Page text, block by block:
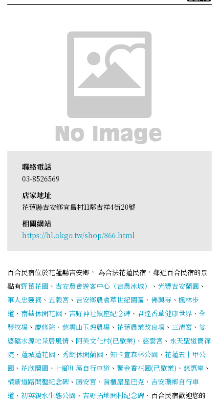
聯絡電話
03-8526569
店家地址
花蓮縣吉安鄉宜昌村11鄰吉祥4街20號
相關網站
https://hl.okgo.tw/shop/866.html
百合民宿位於花蓮縣吉安鄉， 為合法花蓮民宿，鄰近百合民宿的景
點有野薑花園 、 吉安農會遊客中心（吉農冰城） 、 光豐吉安蘭園 、
軍人忠靈祠 、 五榖宮 、 吉安鄉農會草世紀園區 、 佛興寺 、 楓林步
道 、 南華休閒花園 、 吉野神社鎮座紀念碑 、 君達香草健康世界 、 全
豐牧場 、 慶修院 、 慈雲山玉煌農場 、 花蓮農業改良場 、 三清宮 、 娑
婆礑水源地茶居風情 、 阿美文化村(已歇業) 、 慈雲宮 、 永天聖道寶禪
院 、 蓮城蓮花園 、 秀朗休閒蘭園 、 知卡宣森林公園 、 花蓮五十甲公
園 、 花欣蘭園 、 七腳川溪自行車道 、 鬱金香花園(已歇業) 、 慈惠堂 、
橫斷道路開鑿紀念碑 、 勝安宮 、 貨櫃屋星巴克 、 吉安環鄉自行車
道 、 初英親水生態公園 、 吉野拓地開村紀念碑 、百合民宿歡迎您的